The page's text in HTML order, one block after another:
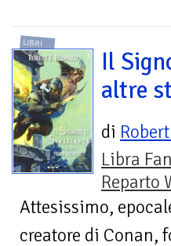
LIBRI
Il
altre
di
Libra
Reparto
Attesissimo,
creatore di Conan,